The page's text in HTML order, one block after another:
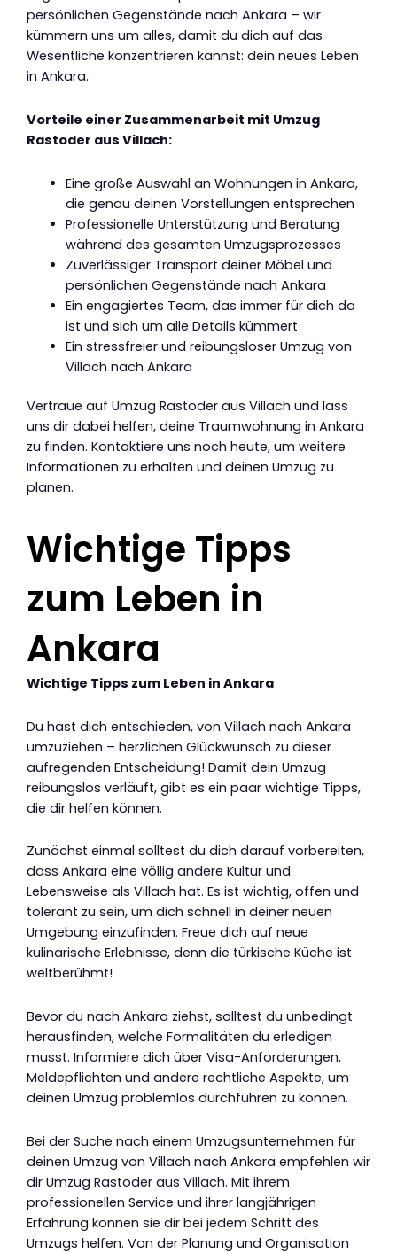
persönlichen Gegenstände nach Ankara – wir
kümmern uns um alles, damit du dich auf das
Wesentliche konzentrieren kannst: dein neues Leben
in Ankara.
Vorteile einer Zusammenarbeit mit Umzug
Rastoder aus Villach:
Eine große Auswahl an Wohnungen in Ankara,
die genau deinen Vorstellungen entsprechen
Professionelle Unterstützung und Beratung
während des gesamten Umzugsprozesses
Zuverlässiger Transport deiner Möbel und
persönlichen Gegenstände nach Ankara
Ein engagiertes Team, das immer für dich da
ist und sich um alle Details kümmert
Ein stressfreier und reibungsloser Umzug von
Villach nach Ankara
Vertraue auf Umzug Rastoder aus Villach und lass
uns dir dabei helfen, deine Traumwohnung in Ankara
zu finden. Kontaktiere uns noch heute, um weitere
Informationen zu erhalten und deinen Umzug zu
planen.
Wichtige Tipps
zum Leben in
Ankara
Wichtige Tipps zum Leben in Ankara
Du hast dich entschieden, von Villach nach Ankara
umzuziehen – herzlichen Glückwunsch zu dieser
aufregenden Entscheidung! Damit dein Umzug
reibungslos verläuft, gibt es ein paar wichtige Tipps,
die dir helfen können.
Zunächst einmal solltest du dich darauf vorbereiten,
dass Ankara eine völlig andere Kultur und
Lebensweise als Villach hat. Es ist wichtig, offen und
tolerant zu sein, um dich schnell in deiner neuen
Umgebung einzufinden. Freue dich auf neue
kulinarische Erlebnisse, denn die türkische Küche ist
weltberühmt!
Bevor du nach Ankara ziehst, solltest du unbedingt
herausfinden, welche Formalitäten du erledigen
musst. Informiere dich über Visa-Anforderungen,
Meldepflichten und andere rechtliche Aspekte, um
deinen Umzug problemlos durchführen zu können.
Bei der Suche nach einem Umzugsunternehmen für
deinen Umzug von Villach nach Ankara empfehlen wir
dir Umzug Rastoder aus Villach. Mit ihrem
professionellen Service und ihrer langjährigen
Erfahrung können sie dir bei jedem Schritt des
Umzugs helfen. Von der Planung und Organisation